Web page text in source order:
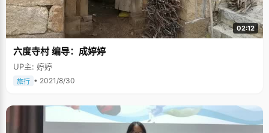
02:12
六度寺村 编导：成婷婷
UP主: 婷婷
旅行 • 2021/8/30